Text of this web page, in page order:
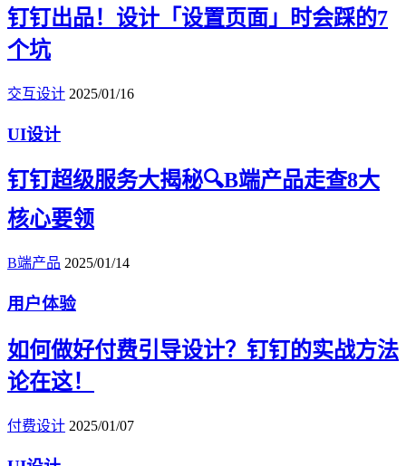
钉钉出品！设计「设置页面」时会踩的7
个坑
交互设计 2025/01/16
UI设计
钉钉超级服务大揭秘🔍B端产品走查8大
核心要领
B端产品 2025/01/14
用户体验
如何做好付费引导设计？钉钉的实战方法
论在这！
付费设计 2025/01/07